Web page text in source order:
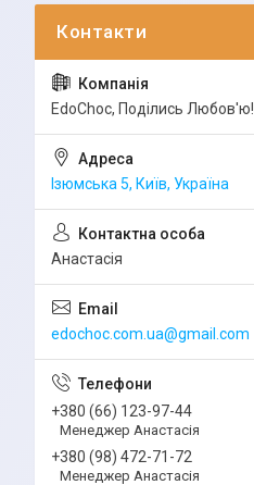
EdoСhoc, Поділись Любов'ю!
Ізюмська 5, Київ, Україна
Анастасія
edochoc.com.ua@gmail.com
+380 (66) 123-97-44
Менеджер Анастасія
+380 (98) 472-71-72
Менеджер Анастасія